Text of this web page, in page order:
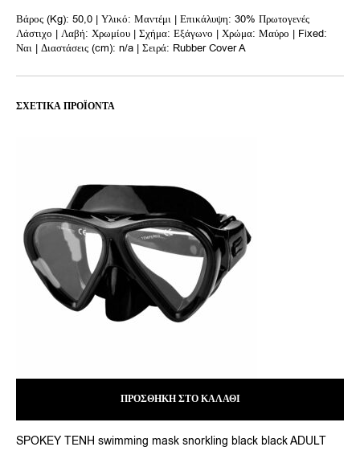
Βάρος (Kg): 50,0 | Υλικό: Μαντέμι | Επικάλυψη: 30% Πρωτογενές
Λάστιχο | Λαβή: Χρωμίου | Σχήμα: Εξάγωνο | Χρώμα: Μαύρο | Fixed:
Ναι | Διαστάσεις (cm): n/a | Σειρά: Rubber Cover A
ΣΧΕΤΙΚΆ ΠΡΟΪΌΝΤΑ
ΠΡΟΣΘΉΚΗ ΣΤΟ ΚΑΛΆΘΙ
SPOKEY TENH swimming mask snorkling black black ADULT